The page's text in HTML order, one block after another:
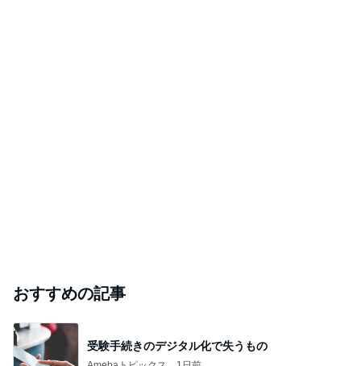
おすすめの記事
受験手続きのデジタル化で失うもの